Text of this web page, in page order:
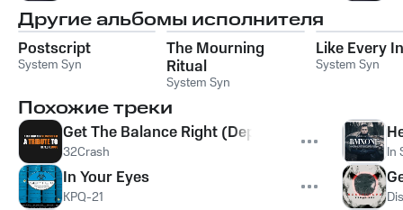
Другие альбомы исполнителя
Postscript
System Syn
The Mourning
Ritual
System Syn
Like Every
System Syn
Похожие треки
Get The Balance Right (Depeche Mode cover)
32Crash
In Your Eyes
KPQ-21
In